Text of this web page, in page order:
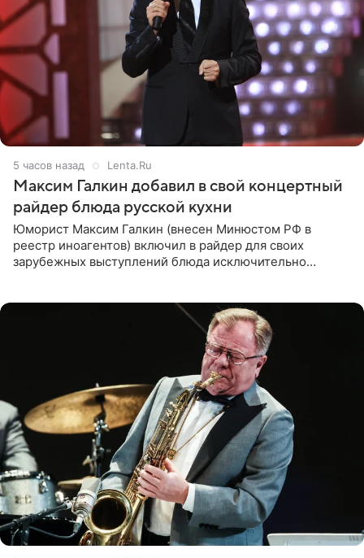
5 часов назад Lenta.Ru
Максим Галкин добавил в свой концертный
райдер блюда русской кухни
Юморист Максим Галкин (внесен Минюстом РФ в
реестр иноагентов) включил в райдер для своих
зарубежных выступлений блюда исключительно